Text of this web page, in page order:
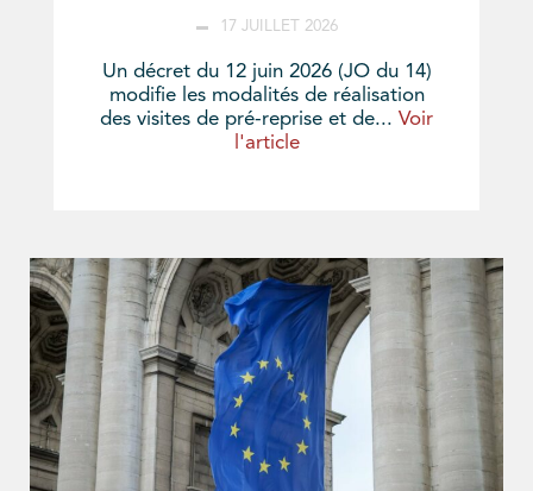
17 JUILLET 2026
Un décret du 12 juin 2026 (JO du 14)
modifie les modalités de réalisation
des visites de pré-reprise et de... Voir
l'article